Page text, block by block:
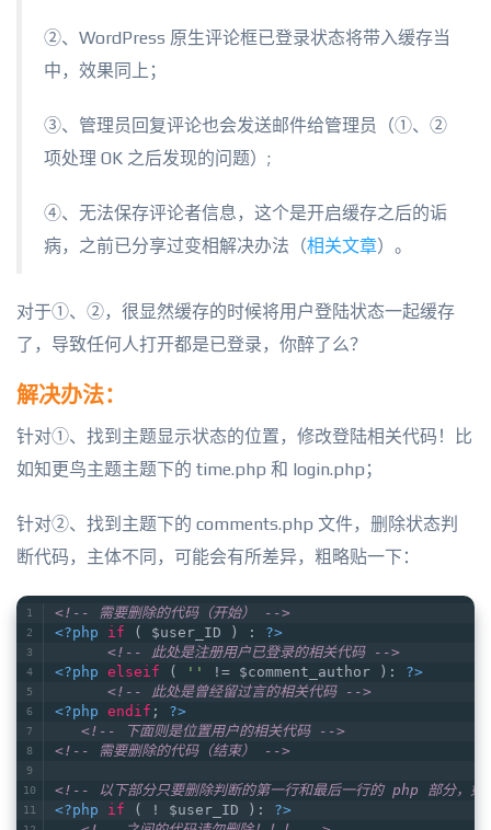
②、WordPress 原生评论框已登录状态将带入缓存当
中，效果同上；
③、管理员回复评论也会发送邮件给管理员（①、②
项处理 OK 之后发现的问题）;
④、无法保存评论者信息，这个是开启缓存之后的诟
病，之前已分享过变相解决办法（相关文章）。
对于①、②，很显然缓存的时候将用户登陆状态一起缓存
了，导致任何人打开都是已登录，你醉了么？
解决办法：
针对①、找到主题显示状态的位置，修改登陆相关代码！比
如知更鸟主题主题下的 time.php 和 login.php；
针对②、找到主题下的 comments.php 文件，删除状态判
断代码，主体不同，可能会有所差异，粗略贴一下：
<!-- 需要删除的代码（开始） -->
<?php
if ( $user_ID ) : ?>
<!-- 此处是注册用户已登录的相关代码 -->
<?php elseif ( '' != $comment_author ): ?>
<!-- 此处是曾经留过言的相关代码 -->
<?php endif ; ?>
<!-- 下面则是位置用户的相关代码 -->
<!-- 需要删除的代码（结束） -->
<!-- 以下部分只要删除判断的第一行和最后一行的 php 部分，
<?php
if ( ! $user_ID ): ?>